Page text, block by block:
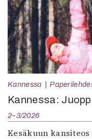
Kannessa
Kannessa:
2–3/2026
Kesäkuun